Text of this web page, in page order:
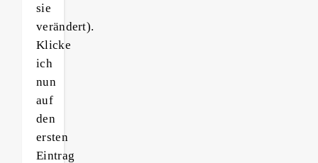
sie
verändert).
Klicke
ich
nun
auf
den
ersten
Eintrag